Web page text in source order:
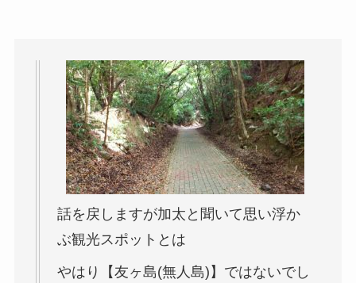
話を戻しますが加太と聞いて思い浮か
ぶ観光スポットとは
やはり【友ヶ島(無人島)】ではないでし